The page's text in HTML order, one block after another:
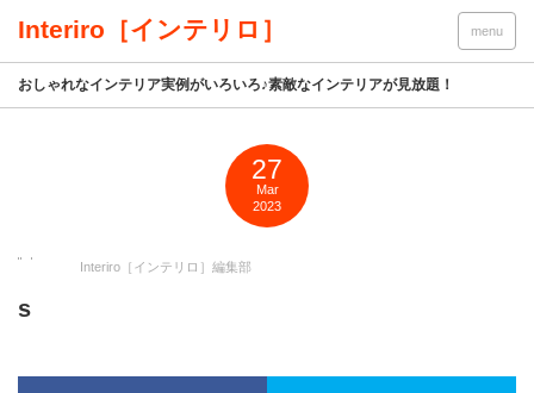
Interiro［インテリロ］ menu
おしゃれなインテリア実例がいろいろ♪素敵なインテリアが見放題！
27
Mar
2023
Interiro［インテリロ］編集部
s